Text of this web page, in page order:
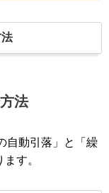
法
自動引落」と「繰
す。